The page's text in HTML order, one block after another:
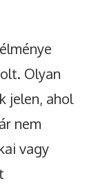
Olyan
jelen, ahol
nem
vagy